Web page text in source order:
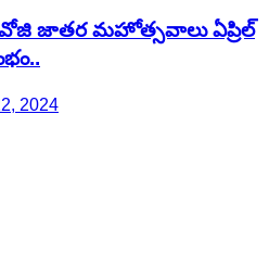
జాతర మహోత్సవాలు ఏప్రిల్
2024